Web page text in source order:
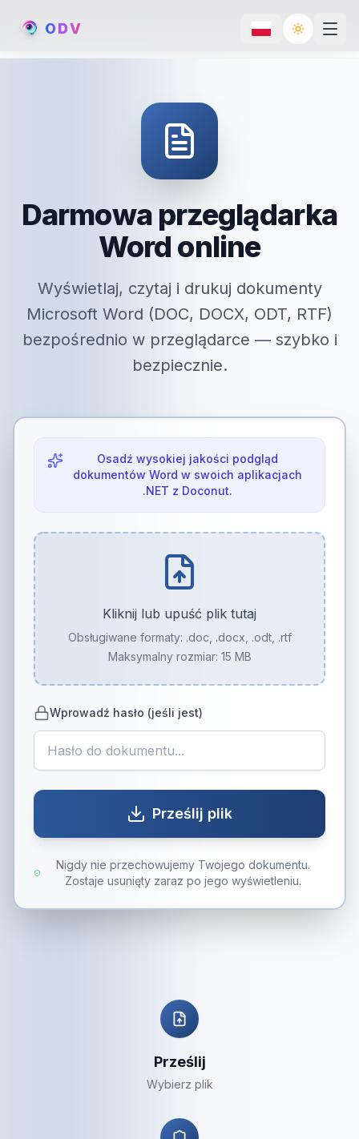
ODV Toggle
Darmowa przeglądarka
Word online
Wyświetlaj, czytaj i drukuj dokumenty
Microsoft Word (DOC, DOCX, ODT, RTF)
bezpośrednio w przeglądarce — szybko i
bezpiecznie.
Osadź wysokiej jakości podgląd
dokumentów Word w swoich aplikacjach
.NET z Doconut.
Kliknij lub upuść plik tutaj
Obsługiwane formaty: .doc, .docx, .odt, .rtf
Maksymalny rozmiar: 15 MB
Wprowadź hasło (jeśli jest)
Prześlij plik
Nigdy nie przechowujemy Twojego dokumentu.
Zostaje usunięty zaraz po jego wyświetleniu.
Prześlij
Wybierz plik